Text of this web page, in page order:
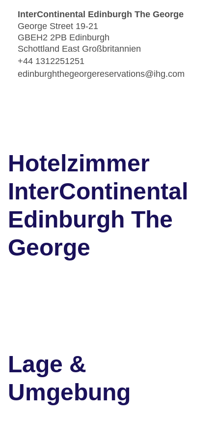
InterContinental Edinburgh The George
George Street 19-21
GBEH2 2PB Edinburgh
Schottland East Großbritannien
+44 1312251251
edinburghthegeorgereservations@ihg.com
Hotelzimmer
InterContinental
Edinburgh The
George
Lage &
Umgebung